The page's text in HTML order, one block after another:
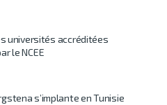
universités accréditées
le NCEE
s’implante en Tunisie